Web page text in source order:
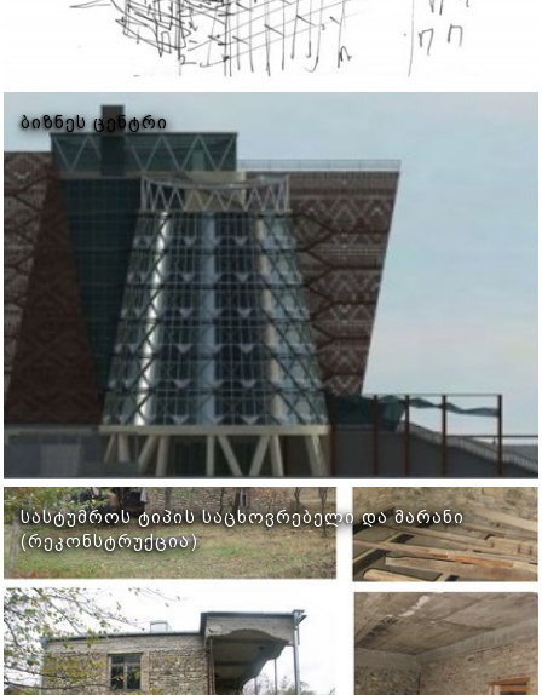
ᲑᲘᲖᲜᲔᲡ ᲪᲔᲜᲢᲠᲘ
ᲡᲐᲡᲢᲣᲛᲠᲝᲡ ᲢᲘᲞᲘᲡ ᲡᲐᲪᲮᲝᲕᲠᲔᲑᲔᲚᲘ ᲓᲐ ᲛᲐᲠᲐᲜᲘ
(ᲠᲔᲙᲝᲜᲡᲢᲠᲣᲥᲪᲘᲐ)